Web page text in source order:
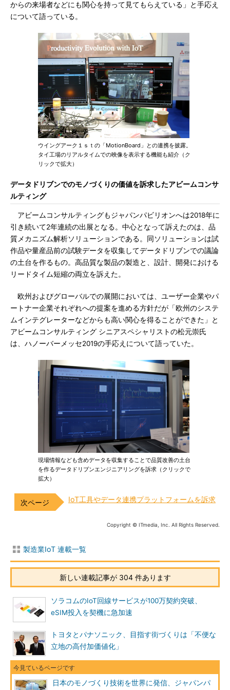
からの来場者などにも関心を持って見てもらえている」と手応え
について語っている。
ウイングアーク１ｓｔの「MotionBoard」との連携を披露。
タイ工場のリアルタイムでの映像を表示する機能も紹介（ク
リックで拡大）
データドリブンでのモノづくりの価値を訴求したアビームコンサ
ルティング
アビームコンサルティングもジャパンパビリオンへは2018年に
引き続いて2年連続の出展となる。中心となって訴えたのは、品
質メカニズム解析ソリューションである。同ソリューションは試
作品や量産品前の試験データを収集してデータドリブンでの議論
の土台を作るもの。高品質な製品の製造と、設計、開発における
リードタイム短縮の両立を訴えた。
欧州およびグローバルでの展開においては、ユーザー企業やパ
ートナー企業それぞれへの提案を進める方針だが「欧州のシステ
ムインテグレーターなどからも高い関心を得ることができた」と
アビームコンサルティング シニアスペシャリストの松元崇氏
は、ハノーバーメッセ2019の手応えについて語っていた。
現場情報なども含めデータを収集することで品質改善の土台
を作るデータドリブンエンジニアリングを訴求（クリックで
拡大）
IoT工具やデータ連携プラットフォームを訴求
Copyright © ITmedia, Inc. All Rights Reserved.
製造業IoT 連載一覧
新しい連載記事が 304 件あります
ソラコムのIoT回線サービスが100万契約突破、
eSIM投入を契機に急加速
トヨタとパナソニック、目指す街づくりは「不便な
立地の高付加価値化」
日本のモノづくり技術を世界に発信、ジャパンパ